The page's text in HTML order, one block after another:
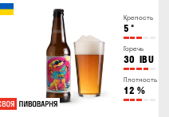
Крепость
5 °
Горечь
30 IBU
Плотность
12 %